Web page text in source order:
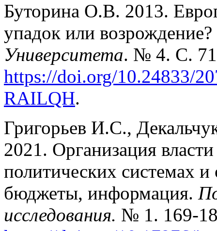
Буторина О.В. 2013.
упадок или возрождение?
Университета. № 4. С.
https://doi.org/10.24833/
RAILQH.
Григорьев И.С.,
2021. Организация
политических системах
бюджеты, информация.
исследования. № 1. 169-